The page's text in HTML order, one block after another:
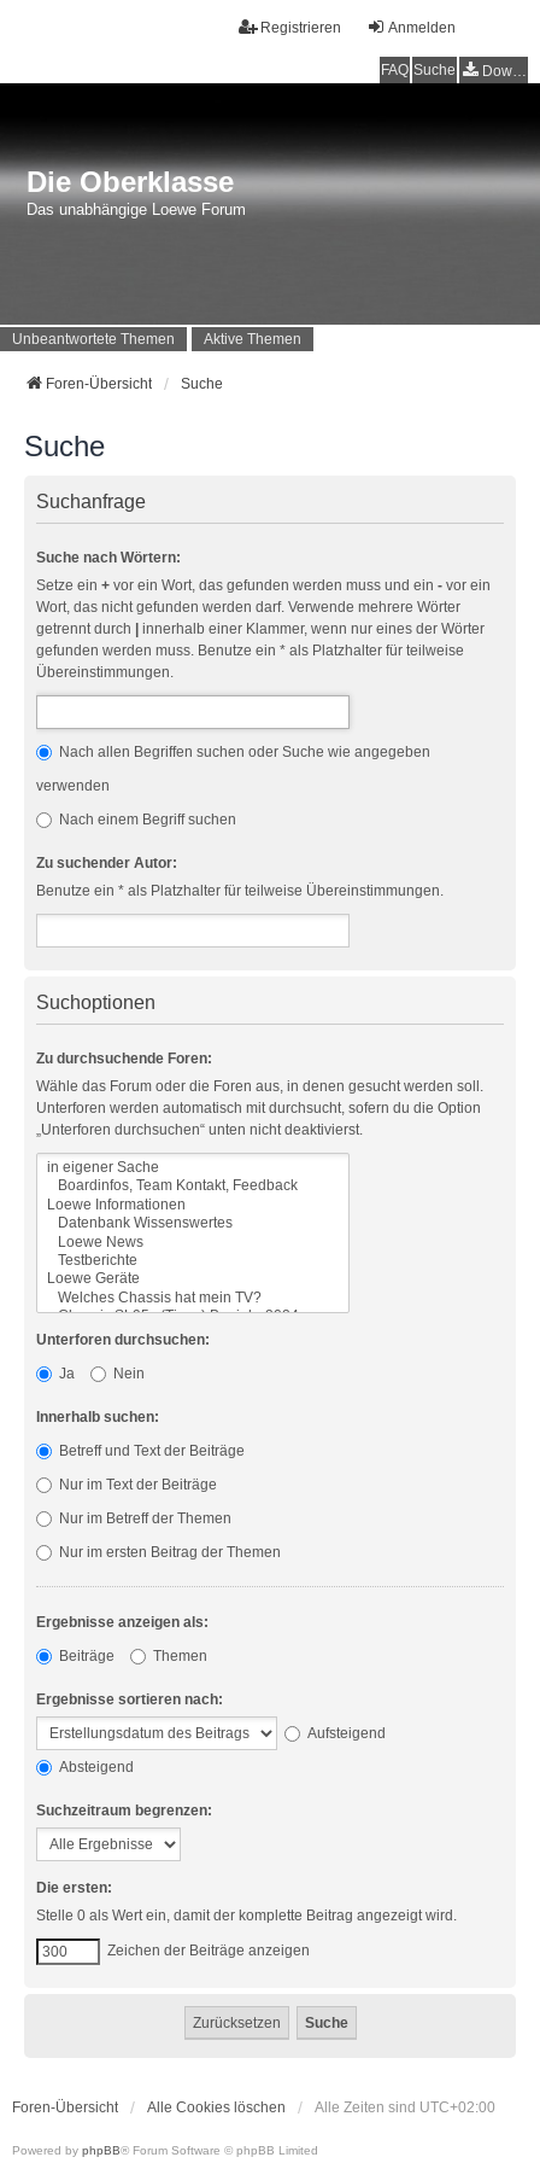
Anmelden
Registrieren
FAQ Suche Downloads
Die Oberklasse
Das unabhängige Loewe Forum
Unbeantwortete Themen Aktive Themen
Foren-Übersicht Suche
Suche
Suchanfrage
Suche nach Wörtern:
Setze ein + vor ein Wort, das gefunden werden muss und ein - vor ein
Wort, das nicht gefunden werden darf. Verwende mehrere Wörter
getrennt durch
innerhalb einer Klammer, wenn nur eines der Wörter
gefunden werden muss. Benutze ein * als Platzhalter für teilweise
Übereinstimmungen.
Nach allen Begriffen suchen oder Suche wie angegeben
verwenden
Nach einem Begriff suchen
Zu suchender Autor:
Benutze ein * als Platzhalter für teilweise Übereinstimmungen.
Suchoptionen
Zu durchsuchende Foren:
Wähle das Forum oder die Foren aus, in denen gesucht werden soll.
Unterforen werden automatisch mit durchsucht, sofern du die Option
„Unterforen durchsuchen“ unten nicht deaktivierst.
Unterforen durchsuchen:
Ja
Nein
Innerhalb suchen:
Betreff und Text der Beiträge
Nur im Text der Beiträge
Nur im Betreff der Themen
Nur im ersten Beitrag der Themen
Ergebnisse anzeigen als:
Beiträge
Themen
Ergebnisse sortieren nach:
Aufsteigend
Absteigend
Suchzeitraum begrenzen:
Die ersten:
Stelle 0 als Wert ein, damit der komplette Beitrag angezeigt wird.
Zeichen der Beiträge anzeigen
Foren-Übersicht Alle Cookies löschen Alle Zeiten sind UTC+02:00
Powered by phpBB® Forum Software © phpBB Limited